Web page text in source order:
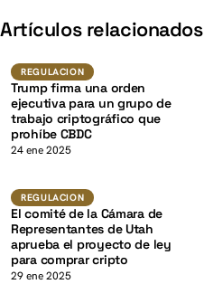
Artículos relacionados
Regulacion K
REGULACION
Trump firma una orden
ejecutiva para un grupo de
trabajo criptográfico que
prohíbe CBDC
24 ene 2025
Regulacion K
REGULACION
El comité de la Cámara de
Representantes de Utah
aprueba el proyecto de ley
para comprar cripto
29 ene 2025